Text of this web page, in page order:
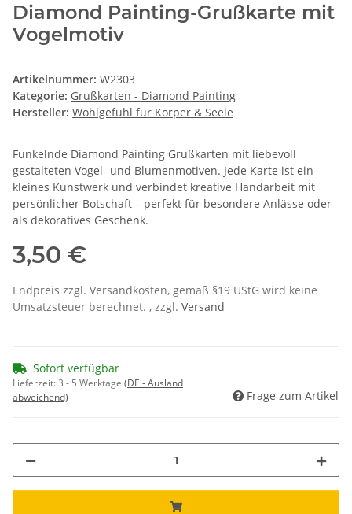
Diamond Painting-Grußkarte mit
Vogelmotiv
Artikelnummer: W2303
Kategorie: Grußkarten - Diamond Painting
Hersteller: Wohlgefühl für Körper & Seele
Funkelnde Diamond Painting Grußkarten mit liebevoll
gestalteten Vogel- und Blumenmotiven. Jede Karte ist ein
kleines Kunstwerk und verbindet kreative Handarbeit mit
persönlicher Botschaft – perfekt für besondere Anlässe oder
als dekoratives Geschenk.
3,50 €
Endpreis zzgl. Versandkosten, gemäß §19 UStG wird keine
Umsatzsteuer berechnet. , zzgl. Versand
Sofort verfügbar
Lieferzeit:3 - 5 Werktage (DE - Ausland
abweichend)
Frage zum Artikel